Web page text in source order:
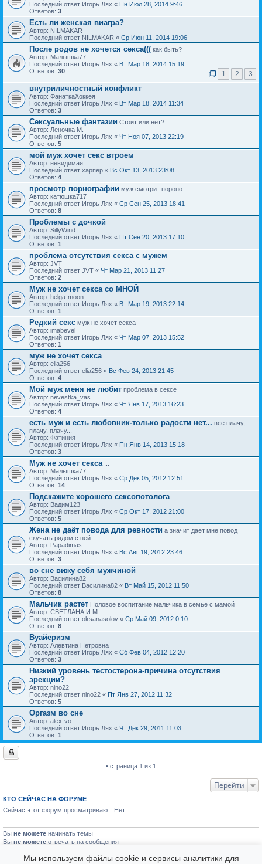
Последний ответ Игорь Лях « Пн Июл 28, 2014 9:46
Ответов: 3
Есть ли женская виагра?
Автор: NILMAKAR
Последний ответ NILMAKAR « Ср Июн 11, 2014 19:06
После родов не хочется секса((( как быть?
Автор: Малышка77
Последний ответ Игорь Лях « Вт Мар 18, 2014 15:19
Ответов: 30 1 2 3
внутриличностный конфликт
Автор: ФанаткаХоккея
Последний ответ Игорь Лях « Вт Мар 18, 2014 11:34
Ответов: 3
Сексуальные фантазии Стоит или нет?..
Автор: Леночка М.
Последний ответ Игорь Лях « Чт Ноя 07, 2013 22:19
Ответов: 5
мой муж хочет секс втроем
Автор: невидимая
Последний ответ харпер « Вс Окт 13, 2013 23:08
Ответов: 4
просмотр порнографии муж смотрит пороно
Автор: катюшка717
Последний ответ Игорь Лях « Ср Сен 25, 2013 18:41
Ответов: 8
Проблемы с дочкой
Автор: SillyWind
Последний ответ Игорь Лях « Пт Сен 20, 2013 17:10
Ответов: 1
проблема отсутствия секса с мужем
Автор: JVT
Последний ответ JVT « Чт Мар 21, 2013 11:27
Ответов: 2
Муж не хочет секса со МНОЙ
Автор: helga-moon
Последний ответ Игорь Лях « Вт Мар 19, 2013 22:14
Ответов: 1
Редкий секс муж не хочет секса
Автор: imabevel
Последний ответ Игорь Лях « Чт Мар 07, 2013 15:52
Ответов: 1
муж не хочет секса
Автор: elia256
Последний ответ elia256 « Вс Фев 24, 2013 21:45
Ответов: 4
Мой муж меня не любит проблема в сексе
Автор: nevestka_vas
Последний ответ Игорь Лях « Чт Янв 17, 2013 16:23
Ответов: 4
есть муж и есть любовник-только радости нет... всё плачу,
плачу, плачу...
Автор: Фатиния
Последний ответ Игорь Лях « Пн Янв 14, 2013 15:18
Ответов: 3
Муж не хочет секса
Автор: Малышка77
Последний ответ Игорь Лях « Ср Дек 05, 2012 12:51
Ответов: 14
Подскажите хорошего сексопотолога
Автор: Вадим123
Последний ответ Игорь Лях « Ср Окт 17, 2012 21:00
Ответов: 5
Жена не даёт повода для ревности а значит даёт мне повод
скучать рядом с ней
Автор: Papadimas
Последний ответ Игорь Лях « Вс Авг 19, 2012 23:46
Ответов: 3
во сне вижу себя мужчиной
Автор: Василина82
Последний ответ Василина82 « Вт Май 15, 2012 11:50
Ответов: 8
Мальчик растет Половое воспитание мальчика в семье с мамой
Автор: СВЕТЛАНА И М
Последний ответ oksanasolov « Ср Май 09, 2012 0:10
Ответов: 8
Вуайеризм
Автор: Алевтина Петровна
Последний ответ Игорь Лях « Сб Фев 04, 2012 12:20
Ответов: 3
Низкий уровень тестостерона-причина отсутствия
эрекции?
Автор: nino22
Последний ответ nino22 « Пт Янв 27, 2012 11:32
Ответов: 5
Оргазм во сне
Автор: alex-vo
Последний ответ Игорь Лях « Чт Дек 29, 2011 11:03
Ответов: 1
• страница 1 из 1
Перейти
КТО СЕЙЧАС НА ФОРУМЕ
Сейчас этот форум просматривают: Нет
Вы не можете начинать темы
Вы не можете отвечать на сообщения
не можетеудалять свои сообщения
Мы используем файлы cookie и сервисы аналитики для